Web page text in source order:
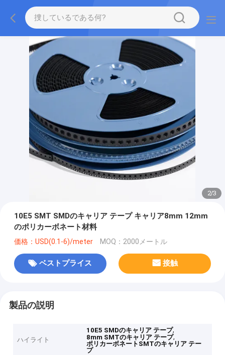
2/3
10E5 SMT SMDのキャリア テープ キャリア8mm 12mm
のポリカーボネート材料
価格：USD(0.1-6)/meter MOQ：2000メートル
ベストプライス 接触
製品の説明
ハイライト
10E5 SMDのキャリア テープ,
8mm SMTのキャリア テープ,
ポリカーボネートSMTのキャリア テー
プ